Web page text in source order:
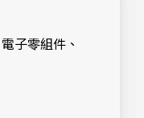
子零組件、